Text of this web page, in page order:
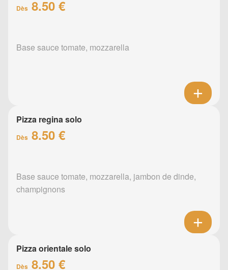
Dès 8.50 €
Base sauce tomate, mozzarella
Pizza regina solo
Dès 8.50 €
Base sauce tomate, mozzarella, jambon de dinde,
champignons
Pizza orientale solo
Dès 8.50 €